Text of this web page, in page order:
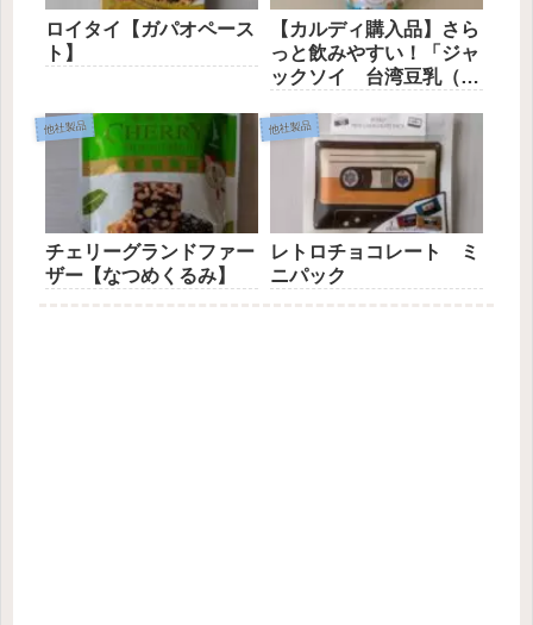
ロイタイ【ガパオペース
ト】
【カルディ購入品】さら
っと飲みやすい！「ジャ
ックソイ 台湾豆乳（砂
他社製品
チェリーグランドファー
ザー【なつめくるみ】
他社製品
レトロチョコレート ミ
ニパック